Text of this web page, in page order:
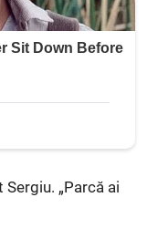
Sergiu. „Parcă ai